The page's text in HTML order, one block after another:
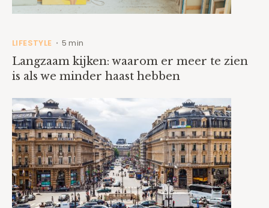
LIFESTYLE • 5 min
Langzaam kijken: waarom er meer te zien
is als we minder haast hebben